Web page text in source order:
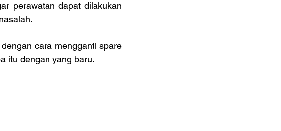
perawatan dapat dilakukan
cara mengganti spare
itu dengan yang baru.